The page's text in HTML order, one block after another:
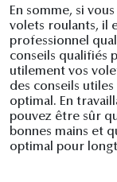
En somme, si
volets roulants, il
professionnel
conseils qualifiés
utilement vos
des conseils
optimal. En
pouvez être sûr
bonnes mains et
optimal pour